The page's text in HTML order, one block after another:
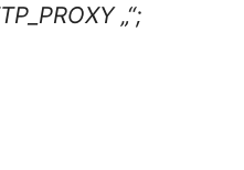
„“;